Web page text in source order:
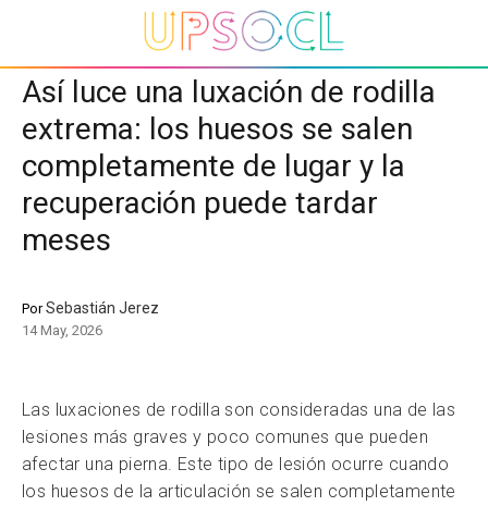
Así luce una luxación de rodilla
extrema: los huesos se salen
completamente de lugar y la
recuperación puede tardar
meses
PorSebastián Jerez
14 May, 2026
Las luxaciones de rodilla son consideradas una de las
lesiones más graves y poco comunes que pueden
afectar una pierna. Este tipo de lesión ocurre cuando
los huesos de la articulación se salen completamente